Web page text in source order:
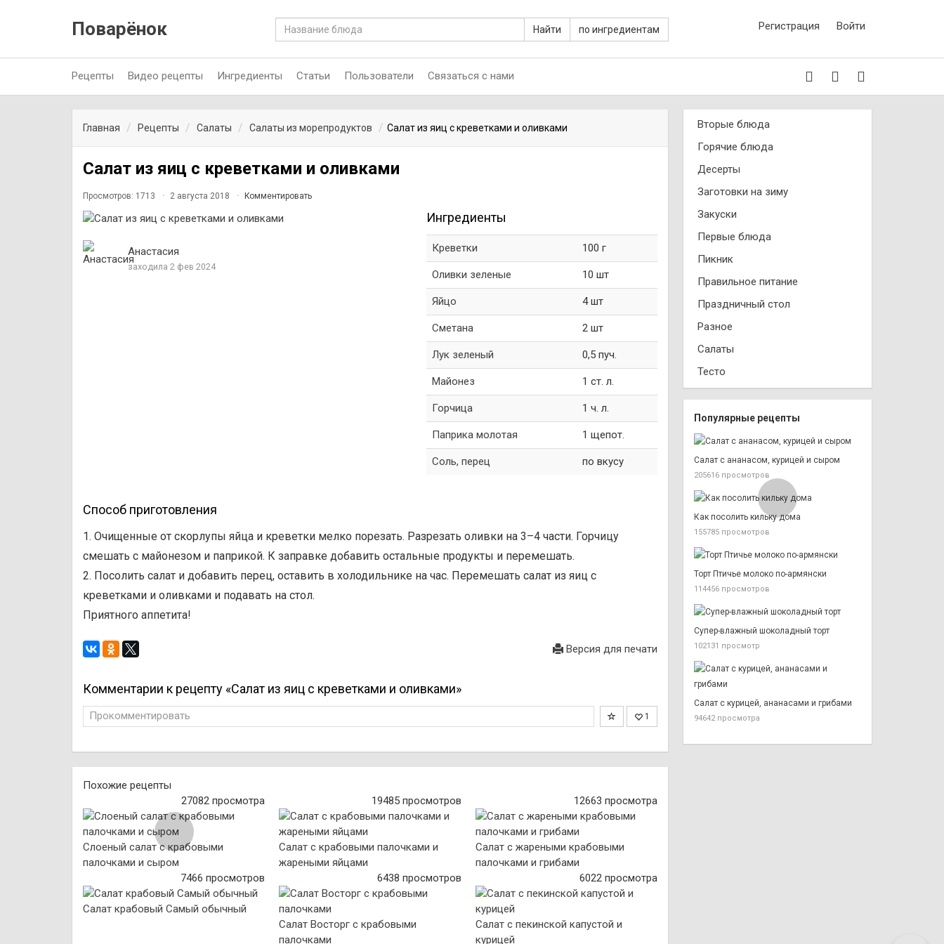
Поварёнок Найти по ингредиентам Регистрация Войти
Рецепты Видео рецепты Ингредиенты Статьи Пользователи Связаться с нами
Главная Рецепты Салаты Салаты из морепродуктов Салат из яиц с креветками и оливками
Салат из яиц с креветками и оливками
Просмотров: 1713 2 августа 2018 Комментировать
Анастасия
заходила 2 фев 2024
Ингредиенты
Креветки 100 г
Оливки зеленые 10 шт
Яйцо 4 шт
Сметана 2 шт
Лук зеленый 0,5 пуч.
Майонез 1 ст. л.
Горчица 1 ч. л.
Паприка молотая 1 щепот.
Соль, перец по вкусу
Способ приготовления
1. Очищенные от скорлупы яйца и креветки мелко порезать. Разрезать оливки на 3–4 части. Горчицу
смешать с майонезом и паприкой. К заправке добавить остальные продукты и перемешать.
2. Посолить салат и добавить перец, оставить в холодильнике на час. Перемешать салат из яиц с
креветками и оливками и подавать на стол.
Приятного аппетита!
Версия для печати
Комментарии к рецепту «Салат из яиц с креветками и оливками»
1
Прокомментировать
Похожие рецепты
27082 просмотра
Слоеный салат с крабовыми
палочками и сыром
19485 просмотров
Салат с крабовыми палочками и
жареными яйцами
12663 просмотра
Салат с жареными крабовыми
палочками и грибами
7466 просмотров
Салат крабовый Самый обычный
6438 просмотров
Салат Восторг с крабовыми
палочками
6022 просмотра
Салат с пекинской капустой и
курицей
Вторые блюда
Горячие блюда
Десерты
Заготовки на зиму
Закуски
Первые блюда
Пикник
Правильное питание
Праздничный стол
Разное
Салаты
Тесто
Популярные рецепты
Салат с ананасом, курицей и сыром
205616 просмотров
Как посолить кильку дома
155785 просмотров
Торт Птичье молоко по-армянски
114456 просмотров
Супер-влажный шоколадный торт
102131 просмотр
Салат с курицей, ананасами и грибами
94642 просмотра